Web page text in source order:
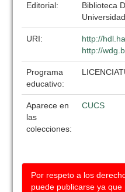
Editorial:
Biblioteca
URI:
http://
http://
Programa
educativo:
Aparece en
las
colecciones:
CUCS
Por respeto a los
puede publicarse ya